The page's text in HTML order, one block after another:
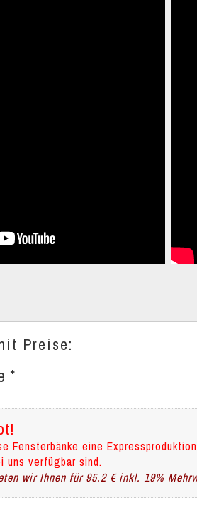
Preise:
*
Fensterbänke eine
uns verfügbar sind.
wir Ihnen für 95.2 € inkl. 19%